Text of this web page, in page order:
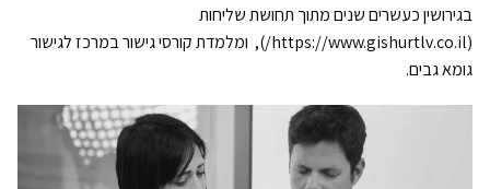
בגירושין כעשרים שנים מתוך תחושת שליחות
(https://www.gishurtlv.co.il/), ומלמדת קורסי גישור במרכז לגישור
גומא גבים.